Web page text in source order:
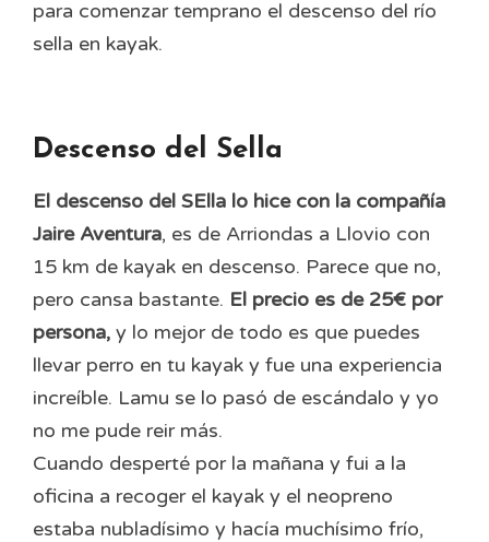
para comenzar temprano el descenso del río
sella en kayak.
Descenso del Sella
El descenso del SElla lo hice con la compañía
Jaire Aventura, es de Arriondas a Llovio con
15 km de kayak en descenso. Parece que no,
pero cansa bastante. El precio es de 25€ por
persona, y lo mejor de todo es que puedes
llevar perro en tu kayak y fue una experiencia
increíble. Lamu se lo pasó de escándalo y yo
no me pude reir más.
Cuando desperté por la mañana y fui a la
oficina a recoger el kayak y el neopreno
estaba nubladísimo y hacía muchísimo frío,